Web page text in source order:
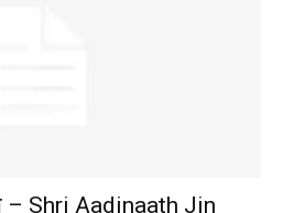
– Shri Aadinaath Jin